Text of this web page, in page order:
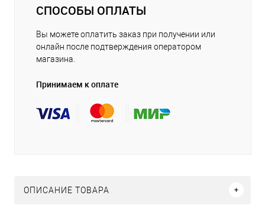
СПОСОБЫ ОПЛАТЫ
Вы можете оплатить заказ при получении или
онлайн после подтверждения оператором
магазина.
Принимаем к оплате
ОПИСАНИЕ ТОВАРА